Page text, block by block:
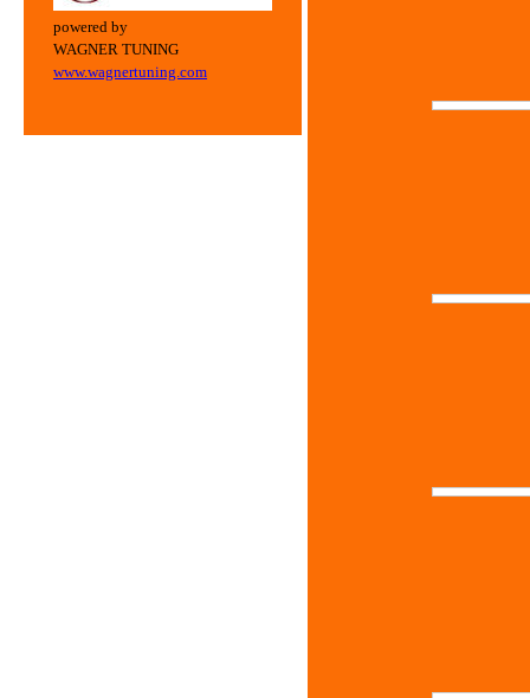
powered by
WAGNER TUNING
www.wagnertuning.com